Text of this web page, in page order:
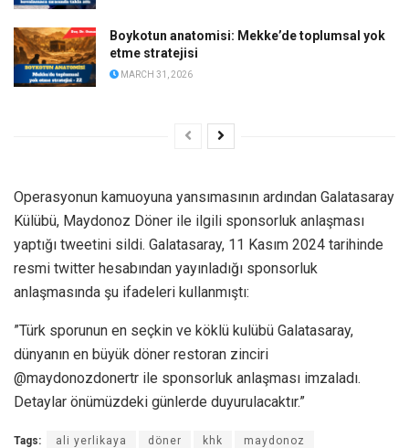
Boykotun anatomisi: Mekke’de toplumsal yok
etme stratejisi
MARCH 31, 2026
Operasyonun kamuoyuna yansımasının ardından Galatasaray
Külübü, Maydonoz Döner ile ilgili sponsorluk anlaşması
yaptığı tweetini sildi. Galatasaray, 11 Kasım 2024 tarihinde
resmi twitter hesabından yayınladığı sponsorluk
anlaşmasında şu ifadeleri kullanmıştı:
”Türk sporunun en seçkin ve köklü kulübü Galatasaray,
dünyanın en büyük döner restoran zinciri
@maydonozdonertr ile sponsorluk anlaşması imzaladı.
Detaylar önümüzdeki günlerde duyurulacaktır.”
Tags: ali yerlikaya döner khk maydonoz